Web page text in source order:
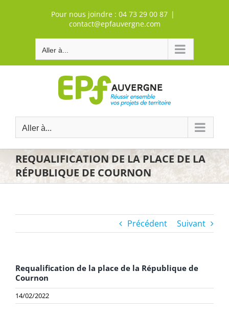
Pour nous joindre : 04 73 29 00 87 |
contact@epfauvergne.com
Aller à...
Aller à...
REQUALIFICATION DE LA PLACE DE LA
RÉPUBLIQUE DE COURNON
Précédent Suivant
Requalification de la place de la République de
Cournon
14/02/2022